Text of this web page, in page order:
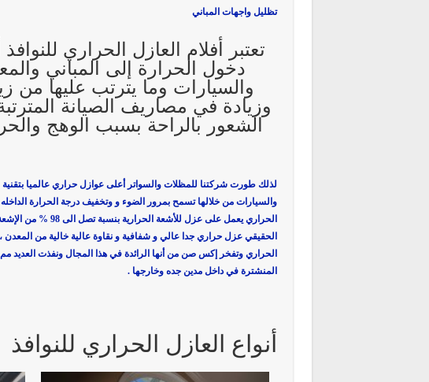
تظليل واجهات المباني
تعتبر أفلام العازل الحراري
دخول الحرارة إلى المباني
والسيارات وما يترتب عليها من
وزيادة في مصاريف الصيانة
الشعور بالراحة بسبب الوهج
لذلك طورت شركتنا للمظلات والسواتر أعلى عوازل حراري عالميا بتقنية
والسيارات من خلالها تسمح بمرور الضوء و وتخفيف درجة الحرارة
الحقيقي عزل حراري جدا عالي و شفافية و نقاوة عالية خالية من المعدن
الحراري وتفخر إكس صن من أنها الرائدة في هذا المجال ونفذت العديد
المنشترة في داخل مدين جده وخارجها .
أنواع العازل الحراري للنوافذ